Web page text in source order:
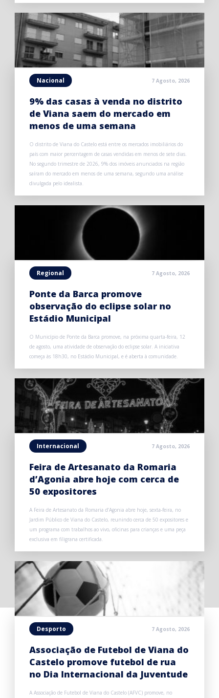
Nacional 7 Agosto, 2026
9% das casas à venda no distrito
de Viana saem do mercado em
menos de uma semana
O distrito de Viana do Castelo está entre os mercados imobiliários do
país com maior percentagem de casas vendidas em menos de sete dias.
No segundo trimestre de 2026, 9% dos imóveis anunciados na região
saíram do mercado em menos de uma semana, segundo uma análise
divulgada pelo idealista.
Regional 7 Agosto, 2026
Ponte da Barca promove
observação do eclipse solar no
Estádio Municipal
O Município de Ponte da Barca promove, na próxima quarta-feira, 12
de agosto, uma atividade de observação do eclipse solar. A iniciativa
começa às 18h30, no Estádio Municipal, e é aberta à comunidade.
Internacional 7 Agosto, 2026
Feira de Artesanato da Romaria
d’Agonia abre hoje com cerca de
50 expositores
A Feira de Artesanato da Romaria d’Agonia abre hoje, sexta-feira, no
Jardim Público de Viana do Castelo, reunindo cerca de 50 expositores e
um programa com trabalhos ao vivo, oficinas para crianças e uma peça
exclusiva em filigrana certificada.
Desporto 7 Agosto, 2026
Associação de Futebol de Viana do
Castelo promove futebol de rua
no Dia Internacional da Juventude
A Associação de Futebol de Viana do Castelo (AFVC) promove, no